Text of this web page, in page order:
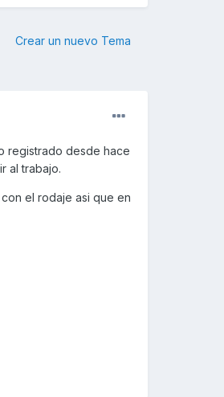
Crear un nuevo Tema
registrado desde hace
al trabajo.
el rodaje asi que en